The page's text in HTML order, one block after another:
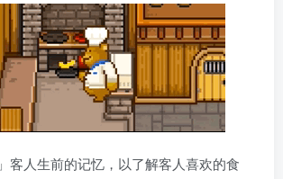
客人生前的记忆，以了解客人喜欢的食